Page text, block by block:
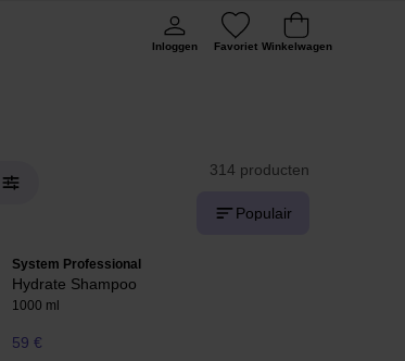
Inloggen Favoriet Winkelwagen
314 producten
Populair
System Professional
Hydrate Shampoo
1000 ml
59 €